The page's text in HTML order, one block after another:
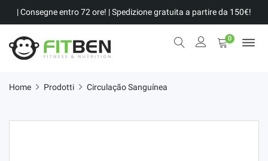
| Consegne entro 72 ore! | Spedizione gratuita a partire da 150€!
0
Home Prodotti Circulação Sanguínea